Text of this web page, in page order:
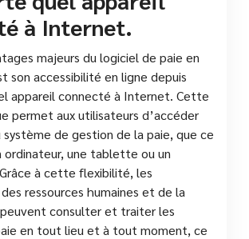
à Internet.
majeurs du logiciel de paie en
son accessibilité en ligne depuis
appareil connecté à Internet. Cette
permet aux utilisateurs d’accéder
de gestion de la paie, que ce
ordinateur, une tablette ou un
à cette flexibilité, les
ressources humaines et de la
consulter et traiter les
en tout lieu et à tout moment, ce